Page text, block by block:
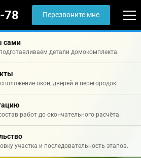
78 Перезвоните мне
сами
детали домокомплекта.
окон, дверей и перегородок.
работ до окончательного расчёта.
участка и последовательность этапов.